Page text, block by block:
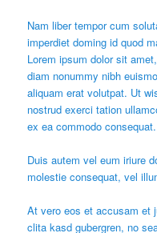
Nam liber tempor cum
imperdiet doming id quod
Lorem ipsum dolor sit
diam nonummy nibh
aliquam erat volutpat. Ut
nostrud exerci tation
ex ea commodo
Duis autem vel eum iriure
molestie consequat, vel
At vero eos et accusam et
clita kasd gubergren, no